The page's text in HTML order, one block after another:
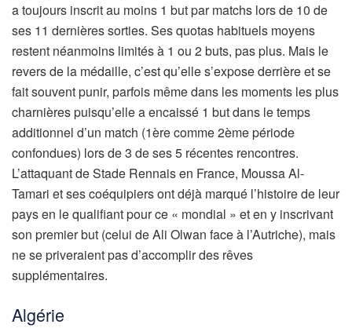
a toujours inscrit au moins 1 but par matchs lors de 10 de
ses 11 dernières sorties. Ses quotas habituels moyens
restent néanmoins limités à 1 ou 2 buts, pas plus. Mais le
revers de la médaille, c’est qu’elle s’expose derrière et se
fait souvent punir, parfois même dans les moments les plus
charnières puisqu’elle a encaissé 1 but dans le temps
additionnel d’un match (1ère comme 2ème période
confondues) lors de 3 de ses 5 récentes rencontres.
L’attaquant de Stade Rennais en France, Moussa Al-
Tamari et ses coéquipiers ont déjà marqué l’histoire de leur
pays en le qualifiant pour ce « mondial » et en y inscrivant
son premier but (celui de Ali Olwan face à l’Autriche), mais
ne se priveraient pas d’accomplir des rêves
supplémentaires.
Algérie